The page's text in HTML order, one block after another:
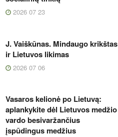
2026 07 23
J. Vaiškūnas. Mindaugo krikštas
ir Lietuvos likimas
2026 07 06
Vasaros kelionė po Lietuvą:
aplankykite dėl Lietuvos medžio
vardo besivaržančius
įspūdingus medžius